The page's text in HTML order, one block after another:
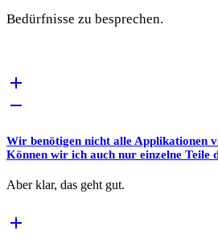
Bedürfnisse zu besprechen.
Wir benötigen nicht alle Applikationen
Können wir ich auch nur einzelne Teile
Aber klar, das geht gut.